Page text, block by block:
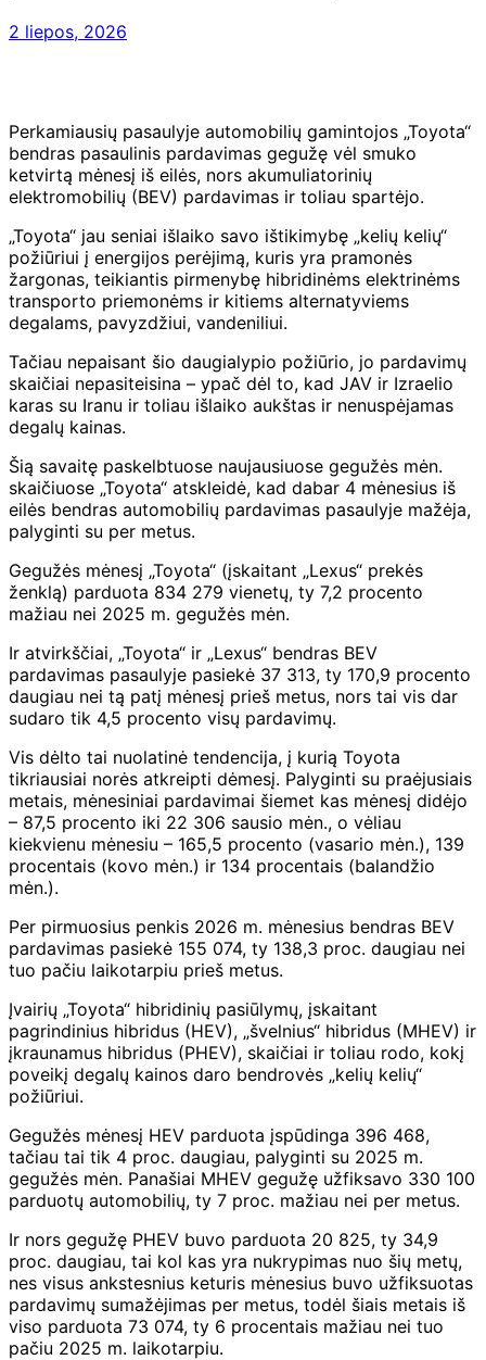
2 liepos, 2026
Perkamiausių pasaulyje automobilių gamintojos „Toyota“
bendras pasaulinis pardavimas gegužę vėl smuko
ketvirtą mėnesį iš eilės, nors akumuliatorinių
elektromobilių (BEV) pardavimas ir toliau spartėjo.
„Toyota“ jau seniai išlaiko savo ištikimybę „kelių kelių“
požiūriui į energijos perėjimą, kuris yra pramonės
žargonas, teikiantis pirmenybę hibridinėms elektrinėms
transporto priemonėms ir kitiems alternatyviems
degalams, pavyzdžiui, vandeniliui.
Tačiau nepaisant šio daugialypio požiūrio, jo pardavimų
skaičiai nepasiteisina – ypač dėl to, kad JAV ir Izraelio
karas su Iranu ir toliau išlaiko aukštas ir nenuspėjamas
degalų kainas.
Šią savaitę paskelbtuose naujausiuose gegužės mėn.
skaičiuose „Toyota“ atskleidė, kad dabar 4 mėnesius iš
eilės bendras automobilių pardavimas pasaulyje mažėja,
palyginti su per metus.
Gegužės mėnesį „Toyota“ (įskaitant „Lexus“ prekės
ženklą) parduota 834 279 vienetų, ty 7,2 procento
mažiau nei 2025 m. gegužės mėn.
Ir atvirkščiai, „Toyota“ ir „Lexus“ bendras BEV
pardavimas pasaulyje pasiekė 37 313, ty 170,9 procento
daugiau nei tą patį mėnesį prieš metus, nors tai vis dar
sudaro tik 4,5 procento visų pardavimų.
Vis dėlto tai nuolatinė tendencija, į kurią Toyota
tikriausiai norės atkreipti dėmesį. Palyginti su praėjusiais
metais, mėnesiniai pardavimai šiemet kas mėnesį didėjo
– 87,5 procento iki 22 306 sausio mėn., o vėliau
kiekvienu mėnesiu – 165,5 procento (vasario mėn.), 139
procentais (kovo mėn.) ir 134 procentais (balandžio
mėn.).
Per pirmuosius penkis 2026 m. mėnesius bendras BEV
pardavimas pasiekė 155 074, ty 138,3 proc. daugiau nei
tuo pačiu laikotarpiu prieš metus.
Įvairių „Toyota“ hibridinių pasiūlymų, įskaitant
pagrindinius hibridus (HEV), „švelnius“ hibridus (MHEV) ir
įkraunamus hibridus (PHEV), skaičiai ir toliau rodo, kokį
poveikį degalų kainos daro bendrovės „kelių kelių“
požiūriui.
Gegužės mėnesį HEV parduota įspūdinga 396 468,
tačiau tai tik 4 proc. daugiau, palyginti su 2025 m.
gegužės mėn. Panašiai MHEV gegužę užfiksavo 330 100
parduotų automobilių, ty 7 proc. mažiau nei per metus.
Ir nors gegužę PHEV buvo parduota 20 825, ty 34,9
proc. daugiau, tai kol kas yra nukrypimas nuo šių metų,
nes visus ankstesnius keturis mėnesius buvo užfiksuotas
pardavimų sumažėjimas per metus, todėl šiais metais iš
viso parduota 73 074, ty 6 procentais mažiau nei tuo
pačiu 2025 m. laikotarpiu.